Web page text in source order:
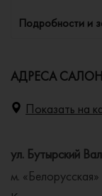
Подробности и
АДРЕСА
Показать на
ул. Бутырский
м.